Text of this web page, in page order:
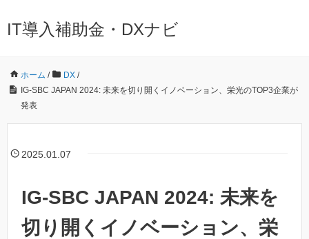
IT導入補助金・DXナビ
ホーム / DX /
IG-SBC JAPAN 2024: 未来を切り開くイノベーション、栄光のTOP3企業が
発表
2025.01.07
IG-SBC JAPAN 2024: 未来を
切り開くイノベーション、栄